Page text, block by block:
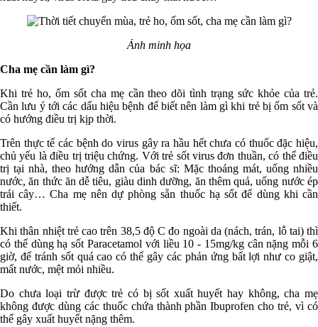
Ảnh minh họa
Cha mẹ cần làm gì?
Khi trẻ ho, ốm sốt cha mẹ cần theo dõi tình trạng sức khỏe của trẻ.
Cần lưu ý tới các dấu hiệu bệnh để biết nên làm gì khi trẻ bị ốm sốt và
có hướng điều trị kịp thời.
Trên thực tế các bệnh do virus gây ra hầu hết chưa có thuốc đặc hiệu,
chủ yếu là điều trị triệu chứng. Với trẻ sốt virus đơn thuần, có thể điều
trị tại nhà, theo hướng dẫn của bác sĩ: Mặc thoáng mát, uống nhiều
nước, ăn thức ăn dễ tiêu, giàu dinh dưỡng, ăn thêm quả, uống nước ép
trái cây… Cha mẹ nên dự phòng sẵn thuốc hạ sốt để dùng khi cần
thiết.
Khi thân nhiệt trẻ cao trên 38,5 độ C đo ngoài da (nách, trán, lỗ tai) thì
có thể dùng hạ sốt Paracetamol với liều 10 - 15mg/kg cân nặng mỗi 6
giờ, để tránh sốt quá cao có thể gây các phản ứng bất lợi như co giật,
mất nước, mệt mỏi nhiều.
Do chưa loại trừ được trẻ có bị sốt xuất huyết hay không, cha mẹ
không được dùng các thuốc chứa thành phần Ibuprofen cho trẻ, vì có
thể gây xuất huyết nặng thêm.